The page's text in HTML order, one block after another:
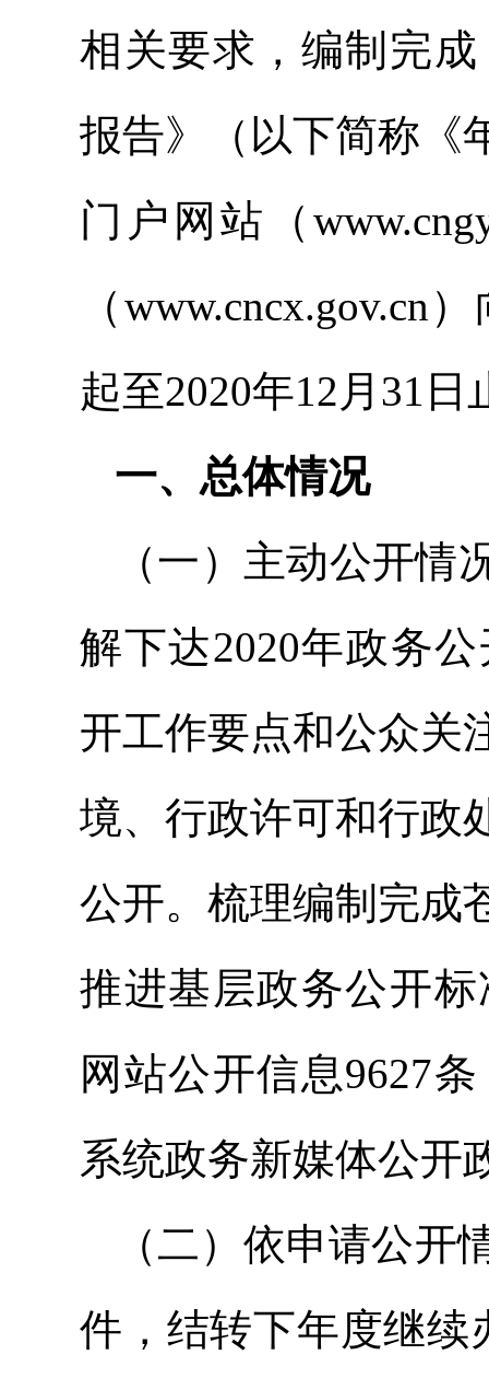
相关要求，编制完
报告》（以下简称《
门户网站（
（www.cncx.gov.cn
起至2020年12月31
一、总体情况
（一）主动公开
解下达2020年政务
开工作要点和公众关
境、行政许可和行政
公开。梳理编制完成
推进基层政务公开
网站公开信息9627
系统政务新媒体公开
（二）依申请公开
件，结转下年度继续